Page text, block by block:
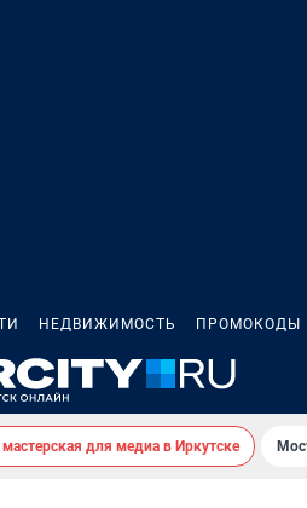
НЕДВИЖИМОСТЬ ПРОМОКОДЫ
мастерская для медиа в Иркутске